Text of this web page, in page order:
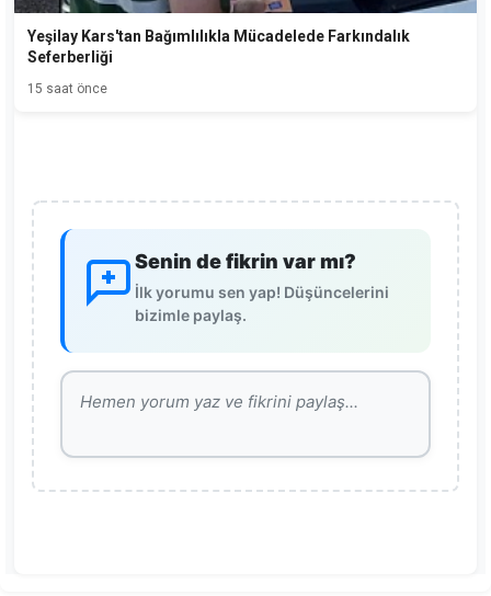
Yeşilay Kars'tan Bağımlılıkla Mücadelede Farkındalık
Seferberliği
15 saat önce
Senin de fikrin var mı?
İlk yorumu sen yap! Düşüncelerini
bizimle paylaş.